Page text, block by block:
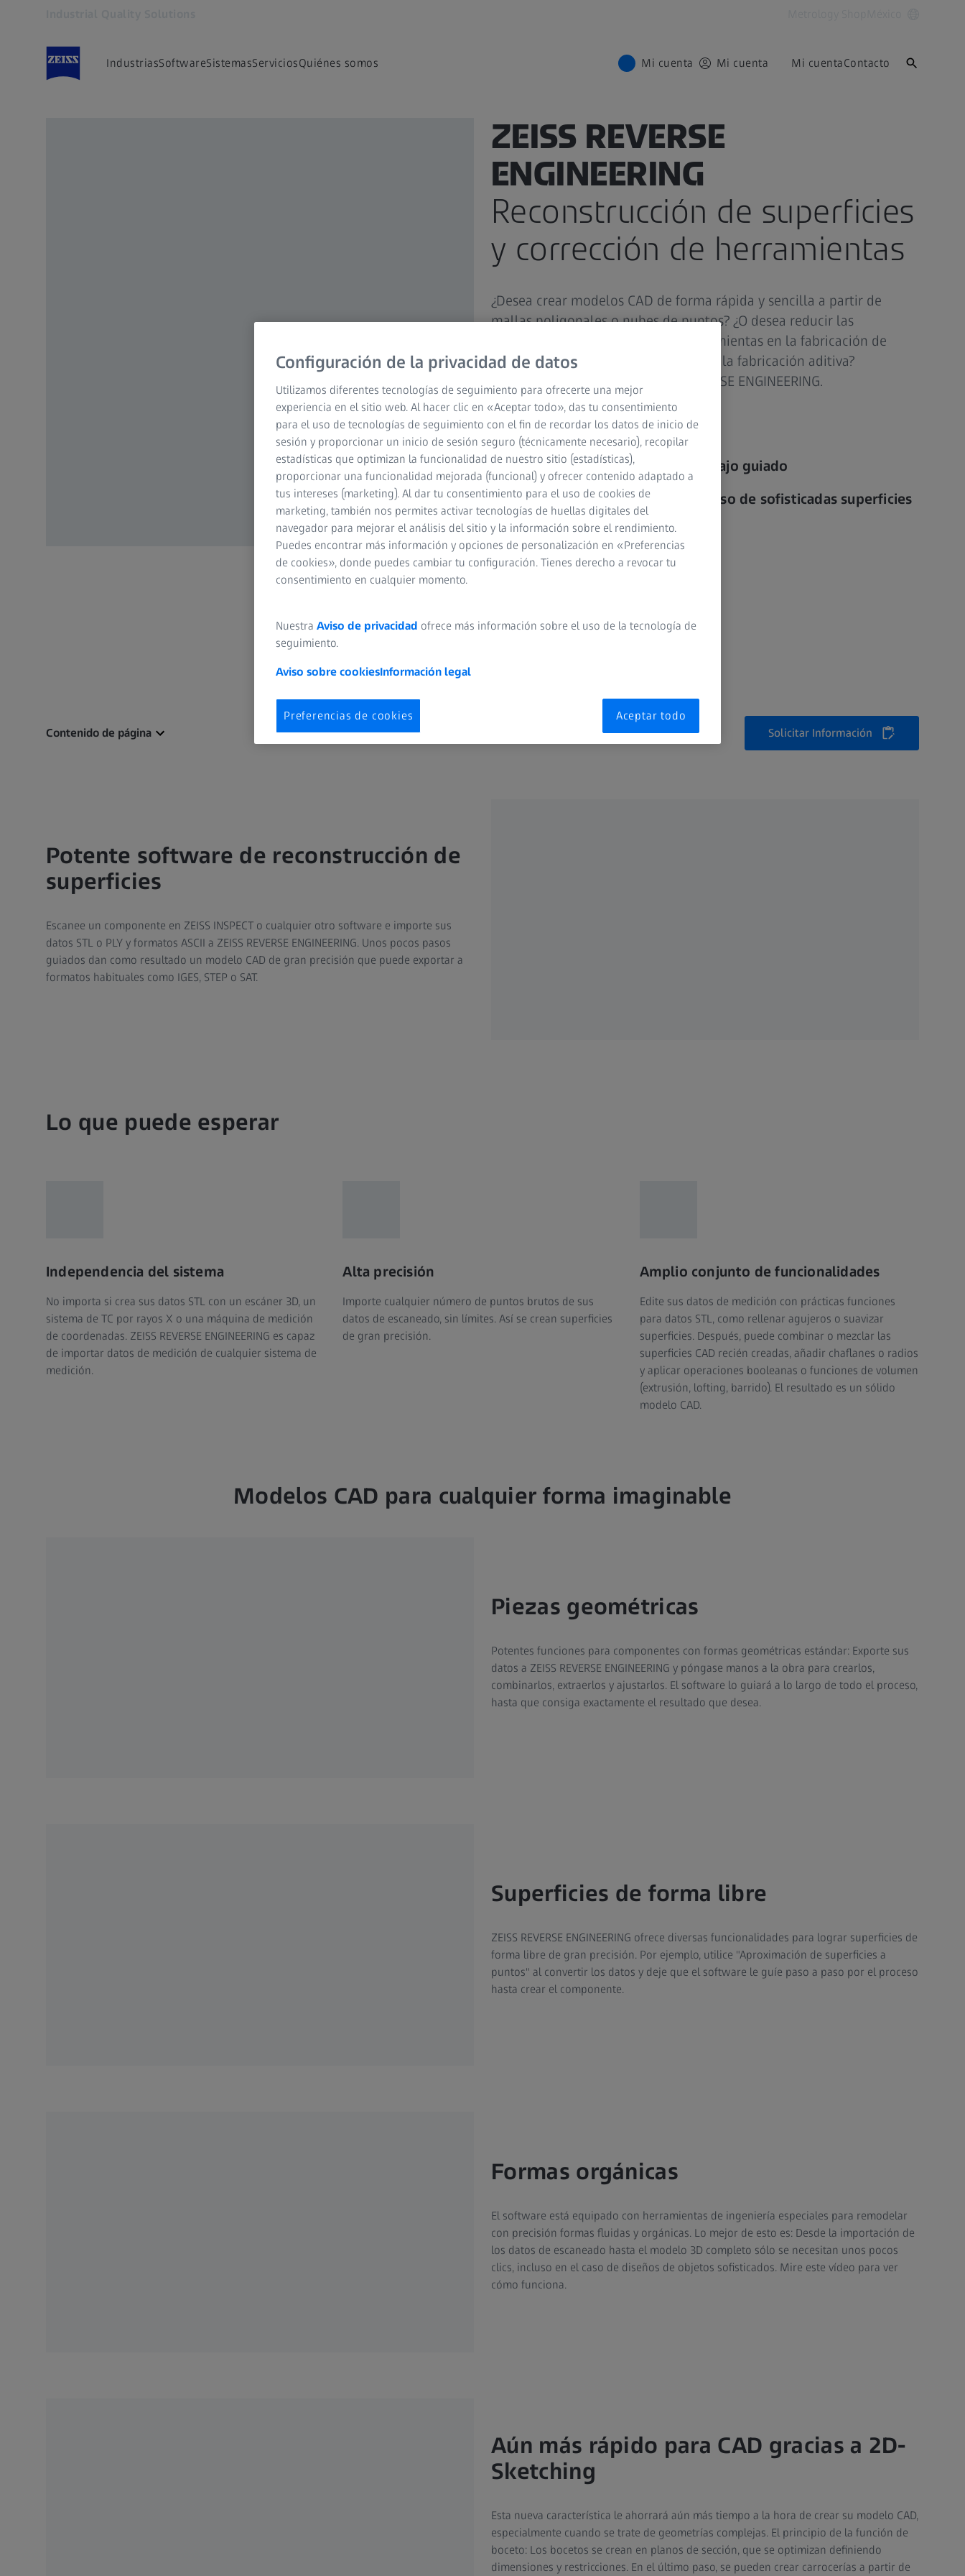
IndustriasSoftwareSistemasServiciosQuiénes somos Mi cuenta Mi cuenta Mi cuentaContacto
ZEISS REVERSE
ENGINEERING
Reconstrucción de superficies
y corrección de herramientas
¿Desea crear modelos CAD de forma rápida y sencilla a partir de
mallas poligonales o nubes de puntos? ¿O desea reducir las
iteraciones de optimización de herramientas en la fabricación de
moldes y mejorar sus datos CAD para la fabricación aditiva?
Todo esto es posible con ZEISS REVERSE ENGINEERING.
Automatizado
Interactivo en un flujo de trabajo guiado
Alta precisión, incluso en el caso de sofisticadas superficies
de forma libre
Contenido de página Solicitar Información
Potente software de reconstrucción de
superficies
Escanee un componente en ZEISS INSPECT o cualquier otro software e importe sus
datos STL o PLY y formatos ASCII a ZEISS REVERSE ENGINEERING. Unos pocos pasos
guiados dan como resultado un modelo CAD de gran precisión que puede exportar a
formatos habituales como IGES, STEP o SAT.
Lo que puede esperar
Independencia del sistema
No importa si crea sus datos STL con un escáner 3D, un
sistema de TC por rayos X o una máquina de medición
de coordenadas. ZEISS REVERSE ENGINEERING es capaz
de importar datos de medición de cualquier sistema de
medición.
Alta precisión
Importe cualquier número de puntos brutos de sus
datos de escaneado, sin límites. Así se crean superficies
de gran precisión.
Amplio conjunto de funcionalidades
Edite sus datos de medición con prácticas funciones
para datos STL, como rellenar agujeros o suavizar
superficies. Después, puede combinar o mezclar las
superficies CAD recién creadas, añadir chaflanes o radios
y aplicar operaciones booleanas o funciones de volumen
(extrusión, lofting, barrido). El resultado es un sólido
modelo CAD.
Modelos CAD para cualquier forma imaginable
Piezas geométricas
Potentes funciones para componentes con formas geométricas estándar: Exporte sus
datos a ZEISS REVERSE ENGINEERING y póngase manos a la obra para crearlos,
combinarlos, extraerlos y ajustarlos. El software lo guiará a lo largo de todo el proceso,
hasta que consiga exactamente el resultado que desea.
Superficies de forma libre
ZEISS REVERSE ENGINEERING ofrece diversas funcionalidades para lograr superficies de
forma libre de gran precisión. Por ejemplo, utilice "Aproximación de superficies a
puntos" al convertir los datos y deje que el software le guíe paso a paso por el proceso
hasta crear el componente.
Formas orgánicas
El software está equipado con herramientas de ingeniería especiales para remodelar
con precisión formas fluidas y orgánicas. Lo mejor de esto es: Desde la importación de
los datos de escaneado hasta el modelo 3D completo sólo se necesitan unos pocos
clics, incluso en el caso de diseños de objetos sofisticados. Mire este vídeo para ver
cómo funciona.
Aún más rápido para CAD gracias a 2D-
Sketching
Esta nueva característica le ahorrará aún más tiempo a la hora de crear su modelo CAD,
especialmente cuando se trate de geometrías complejas. El principio de la función de
boceto: Los bocetos se crean en planos de sección, que se optimizan definiendo
dimensiones y restricciones. En el último paso, se pueden crear carrocerías a partir de
Configuración de la privacidad de datos
Utilizamos diferentes tecnologías de seguimiento para ofrecerte una mejor
experiencia en el sitio web. Al hacer clic en «Aceptar todo», das tu consentimiento
para el uso de tecnologías de seguimiento con el fin de recordar los datos de inicio de
sesión y proporcionar un inicio de sesión seguro (técnicamente necesario), recopilar
estadísticas que optimizan la funcionalidad de nuestro sitio (estadísticas),
proporcionar una funcionalidad mejorada (funcional) y ofrecer contenido adaptado a
tus intereses (marketing). Al dar tu consentimiento para el uso de cookies de
marketing, también nos permites activar tecnologías de huellas digitales del
navegador para mejorar el análisis del sitio y la información sobre el rendimiento.
Puedes encontrar más información y opciones de personalización en «Preferencias
de cookies», donde puedes cambiar tu configuración. Tienes derecho a revocar tu
consentimiento en cualquier momento.
Nuestra Aviso de privacidad ofrece más información sobre el uso de la tecnología de
seguimiento.
Aviso sobre cookiesInformación legal
Preferencias de cookies Aceptar todo